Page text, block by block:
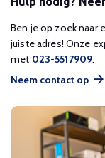
Ben je op zoek naar
juiste adres! Onze
met 023-5517909.
Neem contact op